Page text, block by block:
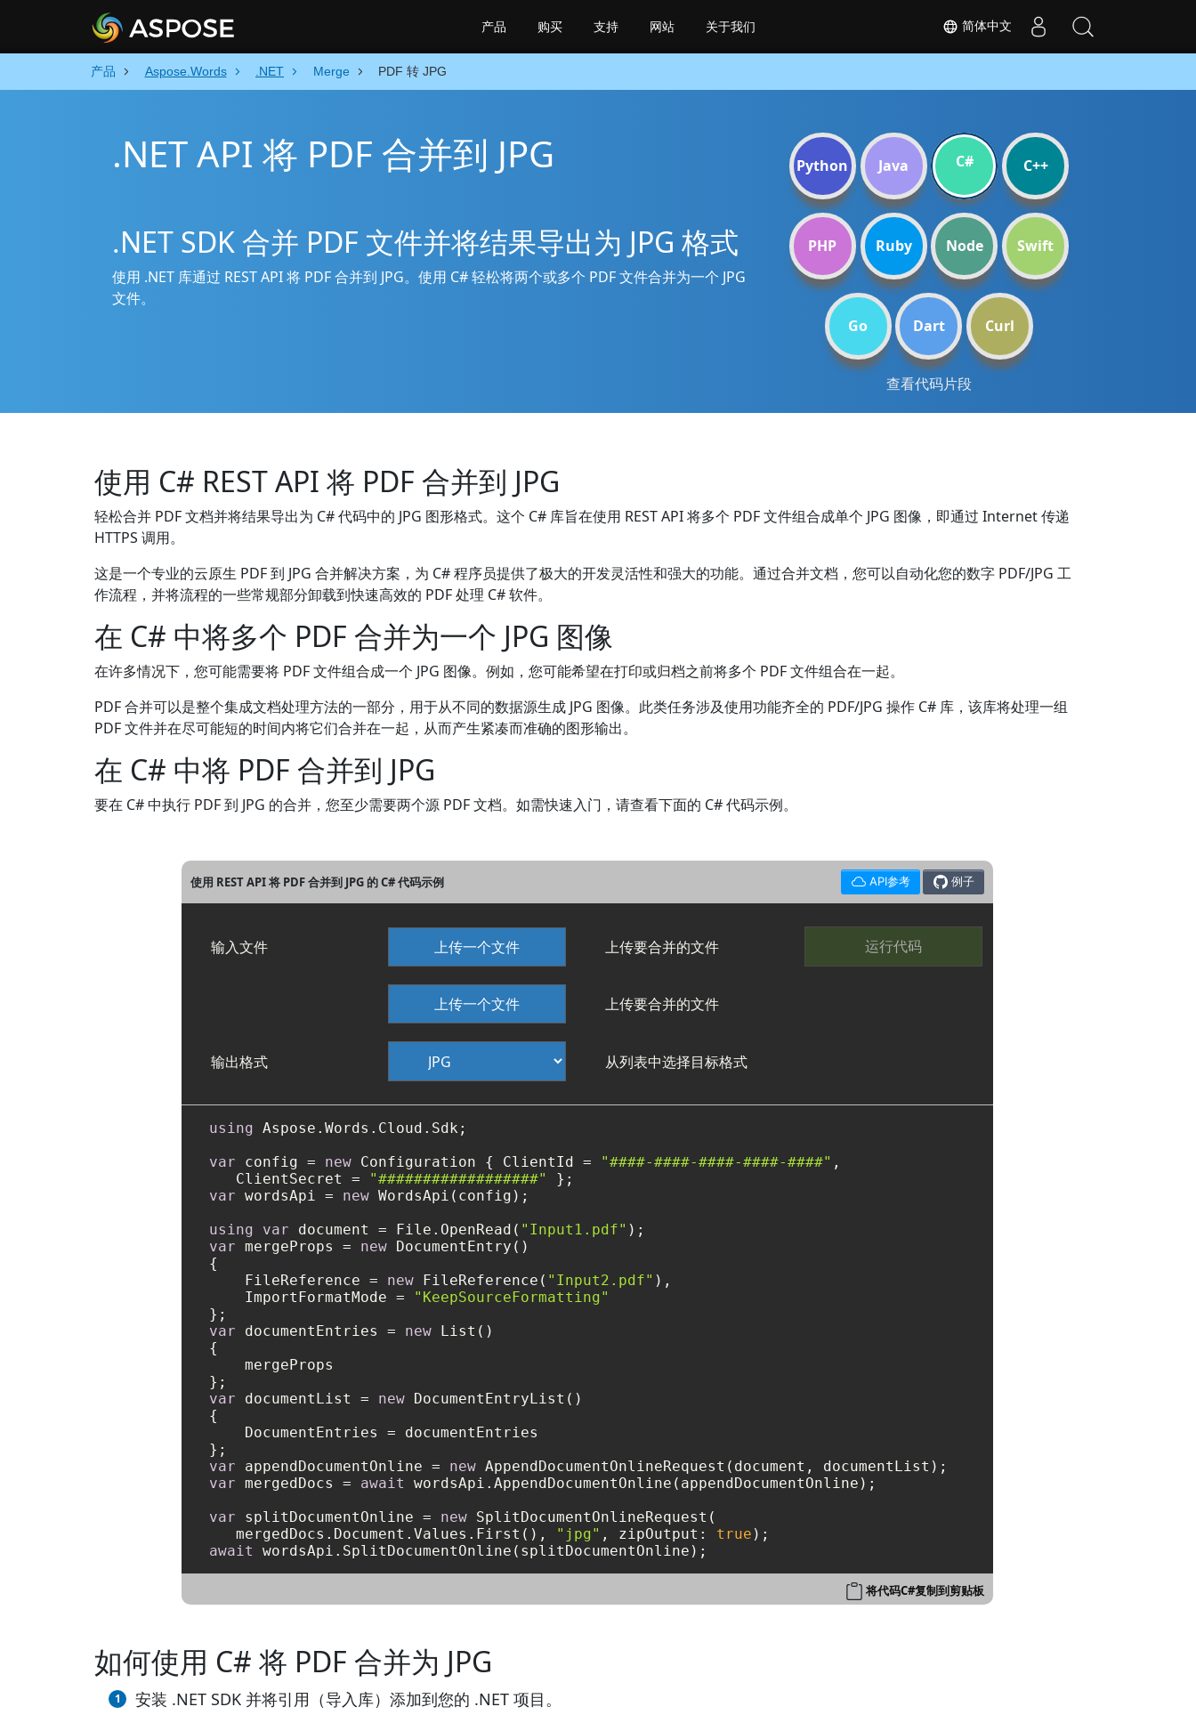
产品 Aspose.Words .NET Merge PDF 转 JPG
.NET API 将 PDF 合并到 JPG
.NET SDK 合并 PDF 文件并将结果导出为 JPG 格式
使用 .NET 库通过 REST API 将 PDF 合并到 JPG。使用 C# 轻松将两个或多个 PDF 文件合并为一个 JPG
文件。
Python Java C# C++
PHP Ruby Node Swift
Go Dart Curl
查看代码片段
使用 C# REST API 将 PDF 合并到 JPG
轻松合并 PDF 文档并将结果导出为 C# 代码中的 JPG 图形格式。这个 C# 库旨在使用 REST API 将多个 PDF 文件组合成单个 JPG 图像，即通过 Internet 传递
HTTPS 调用。
这是一个专业的云原生 PDF 到 JPG 合并解决方案，为 C# 程序员提供了极大的开发灵活性和强大的功能。通过合并文档，您可以自动化您的数字 PDF/JPG 工
作流程，并将流程的一些常规部分卸载到快速高效的 PDF 处理 C# 软件。
在 C# 中将多个 PDF 合并为一个 JPG 图像
在许多情况下，您可能需要将 PDF 文件组合成一个 JPG 图像。例如，您可能希望在打印或归档之前将多个 PDF 文件组合在一起。
PDF 合并可以是整个集成文档处理方法的一部分，用于从不同的数据源生成 JPG 图像。此类任务涉及使用功能齐全的 PDF/JPG 操作 C# 库，该库将处理一组
PDF 文件并在尽可能短的时间内将它们合并在一起，从而产生紧凑而准确的图形输出。
在 C# 中将 PDF 合并到 JPG
要在 C# 中执行 PDF 到 JPG 的合并，您至少需要两个源 PDF 文档。如需快速入门，请查看下面的 C# 代码示例。
使用 REST API 将 PDF 合并到 JPG 的 C# 代码示例 API参考 例子
输入文件 上传一个文件 上传要合并的文件 运行代码
上传一个文件 上传要合并的文件
输出格式 从列表中选择目标格式
using Aspose.Words.Cloud.Sdk;
var config = new Configuration { ClientId = "####-####-####-####-####" ,
   ClientSecret =
"##################"
var wordsApi = new WordsApi(config);
using
var document = File.OpenRead( "Input1.pdf"
var mergeProps = new DocumentEntry()
{
    FileReference =
new FileReference( "Input2.pdf" ),
    ImportFormatMode =
"KeepSourceFormatting"
var documentEntries = new List()
{
    mergeProps
var documentList = new DocumentEntryList()
{
    DocumentEntries = documentEntries
var appendDocumentOnline = new
var mergedDocs = await
wordsApi.AppendDocumentOnline(appendDocumentOnline);
var splitDocumentOnline = new SplitDocumentOnlineRequest(
   mergedDocs.Document.Values.First(),
"jpg" , zipOutput: true
await
将代码C#复制到剪贴板
如何使用 C# 将 PDF 合并为 JPG
安装 .NET SDK 并将引用（导入库）添加到您的 .NET 项目。
简体中文
产品 购买 支持 网站 关于我们